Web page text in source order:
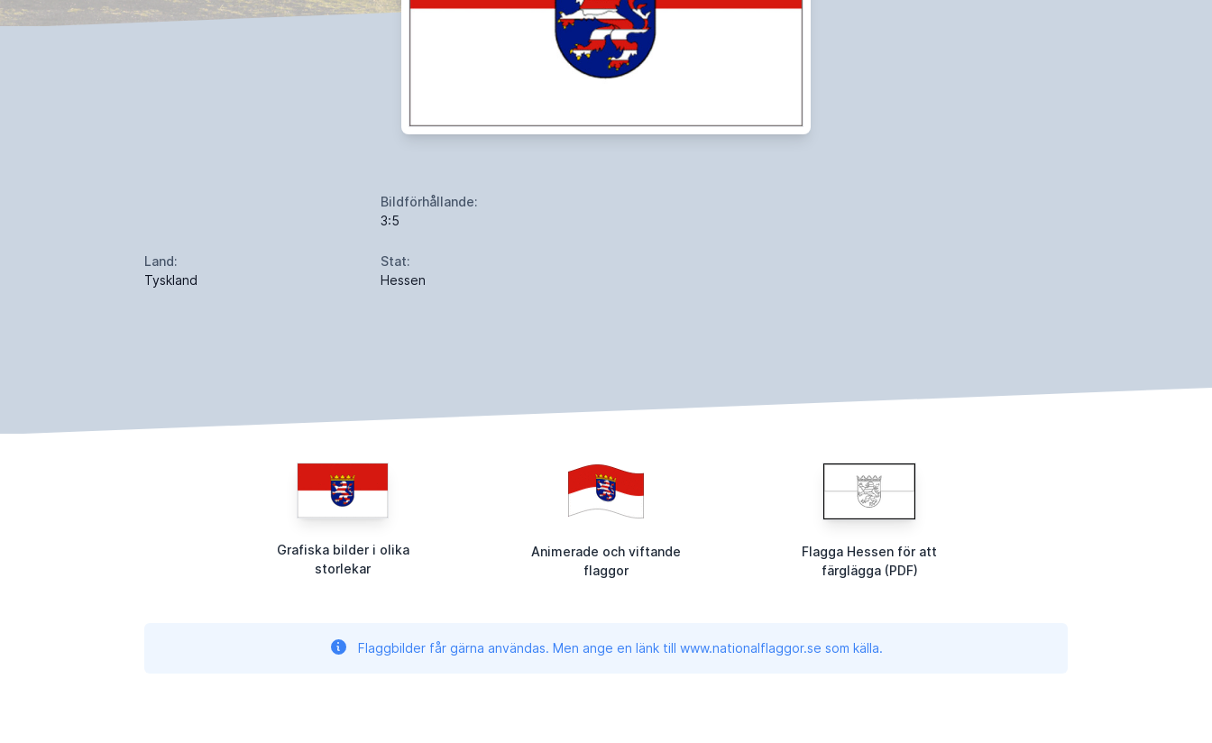
Bildförhållande:
3:5
Land:
Tyskland
Stat:
Hessen
Grafiska bilder i olika
storlekar
Animerade och viftande
flaggor
Flagga Hessen för att
färglägga (PDF)
Flaggbilder får gärna användas. Men ange en länk till www.nationalflaggor.se som källa.